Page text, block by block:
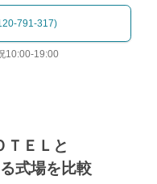
791-317)
10:00-19:00
ＥＬと
式場を比較